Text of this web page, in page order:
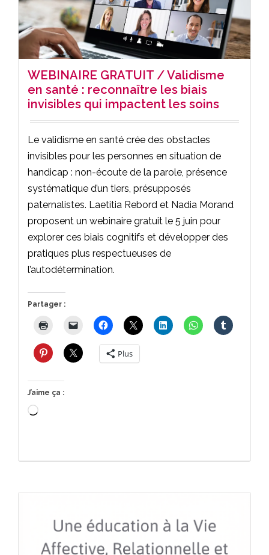
WEBINAIRE GRATUIT / Validisme
en santé : reconnaître les biais
invisibles qui impactent les soins
Le validisme en santé crée des obstacles
invisibles pour les personnes en situation de
handicap : non-écoute de la parole, présence
systématique d’un tiers, présupposés
paternalistes. Laetitia Rebord et Nadia Morand
proposent un webinaire gratuit le 5 juin pour
explorer ces biais cognitifs et développer des
pratiques plus respectueuses de
l’autodétermination.
Partager :
Plus
J’aime ça :
Chargement…